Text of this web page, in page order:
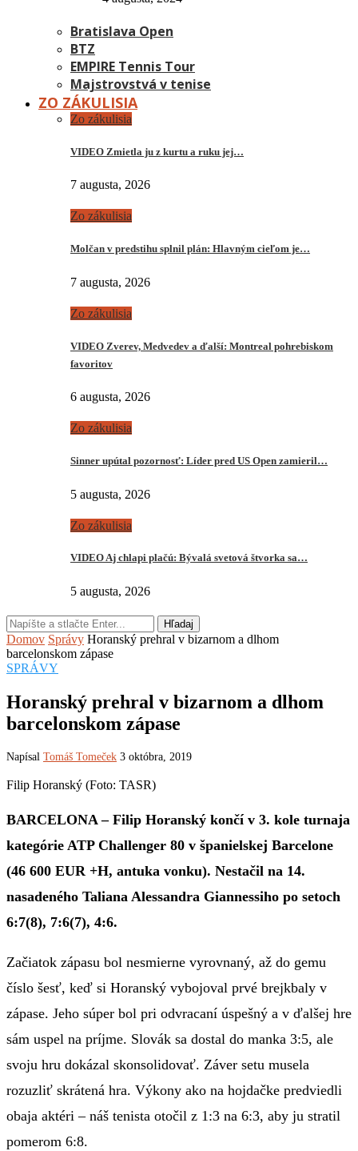
Bratislava Open
BTZ
EMPIRE Tennis Tour
Majstrovstvá v tenise
ZO ZÁKULISIA
Zo zákulisia
VIDEO Zmietla ju z kurtu a ruku jej…
7 augusta, 2026
Zo zákulisia
Molčan v predstihu splnil plán: Hlavným cieľom je…
7 augusta, 2026
Zo zákulisia
VIDEO Zverev, Medvedev a ďalší: Montreal pohrebiskom
favoritov
6 augusta, 2026
Zo zákulisia
Sinner upútal pozornosť: Líder pred US Open zamieril…
5 augusta, 2026
Zo zákulisia
VIDEO Aj chlapi plačú: Bývalá svetová štvorka sa…
5 augusta, 2026
Hľadaj
Domov Správy Horanský prehral v bizarnom a dlhom
barcelonskom zápase
SPRÁVY
Horanský prehral v bizarnom a dlhom
barcelonskom zápase
Napísal Tomáš Tomeček 3 októbra, 2019
Filip Horanský (Foto: TASR)
BARCELONA – Filip Horanský končí v 3. kole turnaja
kategórie ATP Challenger 80 v španielskej Barcelone
(46 600 EUR +H, antuka vonku). Nestačil na 14.
nasadeného Taliana Alessandra Giannessiho po setoch
6:7(8), 7:6(7), 4:6.
Začiatok zápasu bol nesmierne vyrovnaný, až do gemu
číslo šesť, keď si Horanský vybojoval prvé brejkbaly v
zápase. Jeho súper bol pri odvracaní úspešný a v ďalšej hre
sám uspel na príjme. Slovák sa dostal do manka 3:5, ale
svoju hru dokázal skonsolidovať. Záver setu musela
rozuzliť skrátená hra. Výkony ako na hojdačke predviedli
obaja aktéri – náš tenista otočil z 1:3 na 6:3, aby ju stratil
pomerom 6:8.